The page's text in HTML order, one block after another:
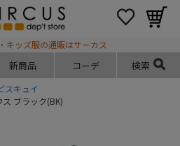
キッズ服の通販はサーカス
新商品 コーデ 検索
キュイ
ブラック(BK)